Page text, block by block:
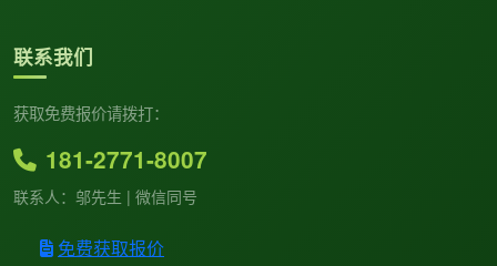
联系我们
获取免费报价请拨打：
181-2771-8007
联系人：邬先生 | 微信同号
免费获取报价